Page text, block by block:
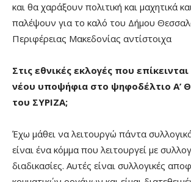
και θα χαράξουν πολιτική και μαχητικά
παλέψουν για το καλό του Δήμου
Περιφέρειας Μακεδονίας αντίστοιχα
Στις εθνικές εκλογές που
νέου υποψήφια στο ψηφοδέλτιο Α’
του ΣΥΡΙΖΑ;
Έχω μάθει να λειτουργώ πάντα
είναι ένα κόμμα που λειτουργεί με
διαδικασίες. Αυτές είναι συλλογικές